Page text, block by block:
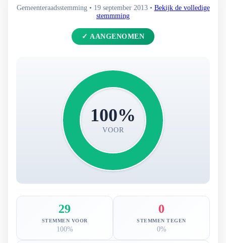
Gemeenteraadsstemming • 19 september 2013 • Bekijk de volledige
stemmming
✓ AANGENOMEN
100%
VOOR
29
STEMMEN VOOR
100%
0
STEMMEN TEGEN
0%